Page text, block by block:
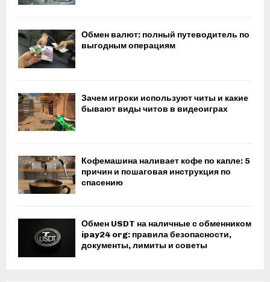
Обмен валют: полный путеводитель по
выгодным операциям
Зачем игроки используют читы и какие
бывают виды читов в видеоиграх
Кофемашина наливает кофе по капле: 5
причин и пошаговая инструкция по
спасению
Обмен USDT на наличные с обменником
ipay24 org: правила безопасности,
документы, лимиты и советы